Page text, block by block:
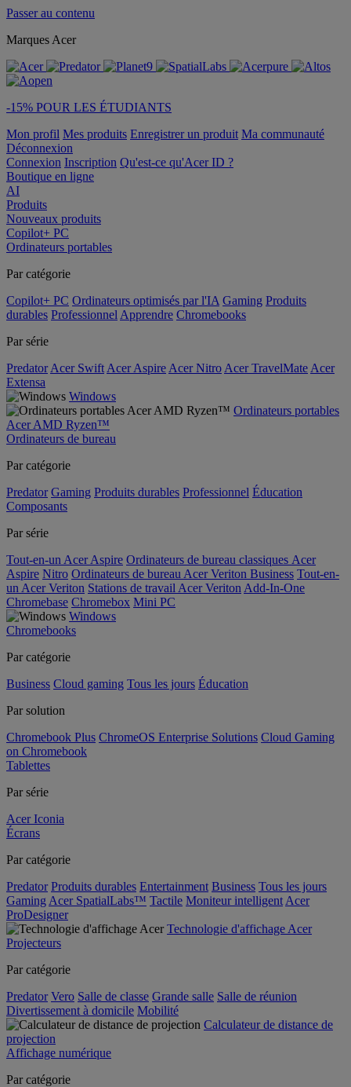
Passer au contenu
Marques Acer
-15% POUR LES ÉTUDIANTS
Mon profil Mes produits Enregistrer un produit Ma communauté
Déconnexion
Connexion Inscription Qu'est-ce qu'Acer ID ?
Boutique en ligne
AI
Produits
Nouveaux produits
Copilot+ PC
Ordinateurs portables
Par catégorie
Copilot+ PC Ordinateurs optimisés par l'IA Gaming Produits
durables Professionnel Apprendre Chromebooks
Par série
Predator Acer Swift Acer Aspire Acer Nitro Acer TravelMate Acer
Extensa
Windows
Ordinateurs portables
Acer AMD Ryzen™
Ordinateurs de bureau
Par catégorie
Predator Gaming Produits durables Professionnel Éducation
Composants
Par série
Tout-en-un Acer Aspire Ordinateurs de bureau classiques Acer
Aspire Nitro Ordinateurs de bureau Acer Veriton Business Tout-en-
un Acer Veriton Stations de travail Acer Veriton Add-In-One
Chromebase Chromebox Mini PC
Windows
Chromebooks
Par catégorie
Business Cloud gaming Tous les jours Éducation
Par solution
Chromebook Plus ChromeOS Enterprise Solutions Cloud Gaming
on Chromebook
Tablettes
Par série
Acer Iconia
Écrans
Par catégorie
Predator Produits durables Entertainment Business Tous les jours
Gaming Acer SpatialLabs™ Tactile Moniteur intelligent Acer
ProDesigner
Technologie d'affichage Acer
Projecteurs
Par catégorie
Predator Vero Salle de classe Grande salle Salle de réunion
Divertissement à domicile Mobilité
Calculateur de distance de
projection
Affichage numérique
Par catégorie